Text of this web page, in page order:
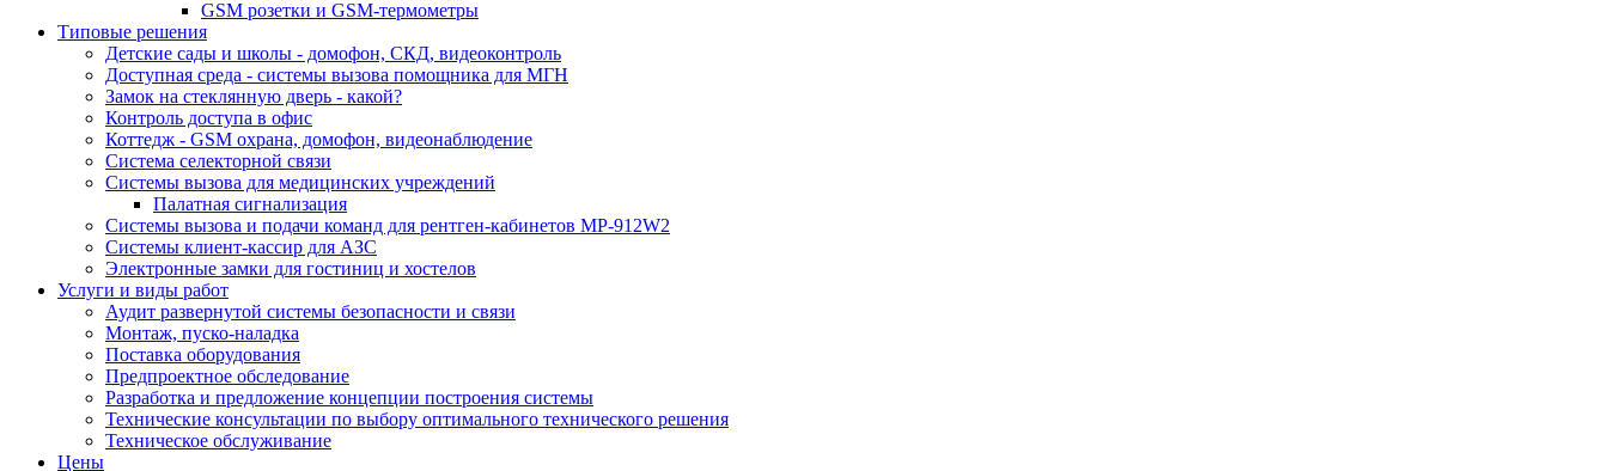
GSM розетки и GSM-термометры
Типовые решения
Детские сады и школы - домофон, СКД, видеоконтроль
Доступная среда - системы вызова помощника для МГН
Замок на стеклянную дверь - какой?
Контроль доступа в офис
Коттедж - GSM охрана, домофон, видеонаблюдение
Система селекторной связи
Системы вызова для медицинских учреждений
Палатная сигнализация
Системы вызова и подачи команд для рентген-кабинетов MP-912W2
Системы клиент-кассир для АЗС
Электронные замки для гостиниц и хостелов
Услуги и виды работ
Аудит развернутой системы безопасности и связи
Монтаж, пуско-наладка
Поставка оборудования
Предпроектное обследование
Разработка и предложение концепции построения системы
Технические консультации по выбору оптимального технического решения
Техническое обслуживание
Цены